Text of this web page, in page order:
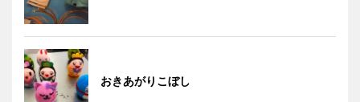
おきあがりこぼし